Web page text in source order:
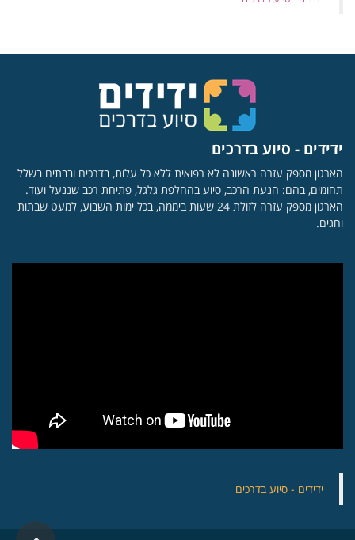
ידידים - סיוע בדרכים
הארגון מספק עזרה ראשונה לא רפואית ללא כל עלות, בדרכים ובבתים בשלל
תחומים, בהם: הנעת הרכב, סיוע בהחלפת גלגל, פתיחת רכב שננעל ועוד.
הארגון מספק עזרה לזולת 24 שעות ביממה, בכל ימות השבוע, למעט שבתות
וחגים.
‏ידידים - סיוע בדרכים